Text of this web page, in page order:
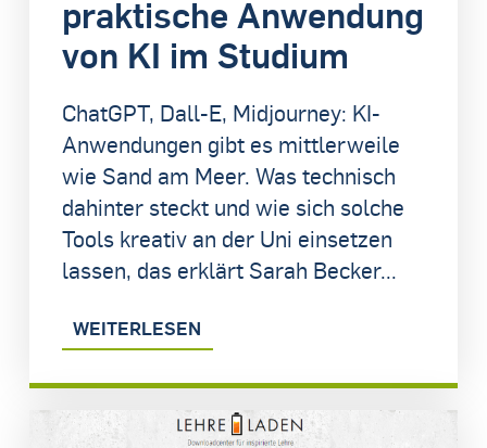
praktische Anwendung
von KI im Studium
ChatGPT, Dall-E, Midjourney: KI-
Anwendungen gibt es mittlerweile
wie Sand am Meer. Was technisch
dahinter steckt und wie sich solche
Tools kreativ an der Uni einsetzen
lassen, das erklärt Sarah Becker...
WEITERLESEN